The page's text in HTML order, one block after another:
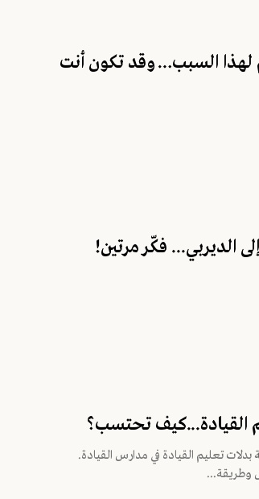
لهذا السبب… وقد تكون أنت
الديربي... فكّر مرتين!
القيادة...كيف تحتسب؟
تعليم القيادة في مدارس القيادة.
وطريقة...